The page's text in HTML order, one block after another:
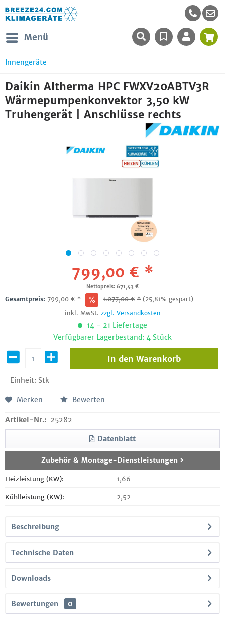
Menü
Innengeräte
Daikin Altherma HPC FWXV20ABTV3R
Wärmepumpenkonvektor 3,50 kW
Truhengerät | Anschlüsse rechts
799,00 € *
Nettopreis: 671,43 €
Gesamtpreis: 799,00 € * 1.077,00€ * (25,81% gespart)
inkl. MwSt. zzgl. Versandkosten
14 - 21 Liefertage
Verfügbarer Lagerbestand: 4 Stück
Einheit: Stk
In den Warenkorb
Merken Bewerten
Artikel-Nr.: 25282
Datenblatt
Zubehör & Montage-Dienstleistungen
Heizleistung (KW): 1,66
Kühlleistung (KW): 2,52
Beschreibung
Technische Daten
Downloads
Bewertungen 0